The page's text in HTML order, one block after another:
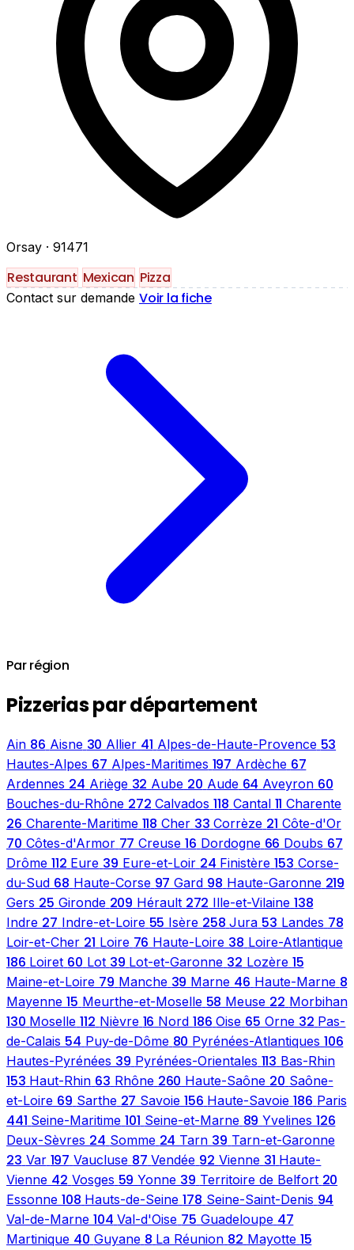
Orsay · 91471
Restaurant Mexican Pizza
Contact sur demande Voir la fiche
Par région
Pizzerias par département
Ain 86 Aisne 30 Allier 41 Alpes-de-Haute-Provence 53
Hautes-Alpes 67 Alpes-Maritimes 197 Ardèche 67
Ardennes 24 Ariège 32 Aube 20 Aude 64 Aveyron 60
Bouches-du-Rhône 272 Calvados 118 Cantal 11 Charente
26 Charente-Maritime 118 Cher 33 Corrèze 21 Côte-d'Or
70 Côtes-d'Armor 77 Creuse 16 Dordogne 66 Doubs 67
Drôme 112 Eure 39 Eure-et-Loir 24 Finistère 153 Corse-
du-Sud 68 Haute-Corse 97 Gard 98 Haute-Garonne 219
Gers 25 Gironde 209 Hérault 272 Ille-et-Vilaine 138
Indre 27 Indre-et-Loire 55 Isère 258 Jura 53 Landes 78
Loir-et-Cher 21 Loire 76 Haute-Loire 38 Loire-Atlantique
186 Loiret 60 Lot 39 Lot-et-Garonne 32 Lozère 15
Maine-et-Loire 79 Manche 39 Marne 46 Haute-Marne 8
Mayenne 15 Meurthe-et-Moselle 58 Meuse 22 Morbihan
130 Moselle 112 Nièvre 16 Nord 186 Oise 65 Orne 32 Pas-
de-Calais 54 Puy-de-Dôme 80 Pyrénées-Atlantiques 106
Hautes-Pyrénées 39 Pyrénées-Orientales 113 Bas-Rhin
153 Haut-Rhin 63 Rhône 260 Haute-Saône 20 Saône-
et-Loire 69 Sarthe 27 Savoie 156 Haute-Savoie 186 Paris
441 Seine-Maritime 101 Seine-et-Marne 89 Yvelines 126
Deux-Sèvres 24 Somme 24 Tarn 39 Tarn-et-Garonne
23 Var 197 Vaucluse 87 Vendée 92 Vienne 31 Haute-
Vienne 42 Vosges 59 Yonne 39 Territoire de Belfort 20
Essonne 108 Hauts-de-Seine 178 Seine-Saint-Denis 94
Val-de-Marne 104 Val-d'Oise 75 Guadeloupe 47
Martinique 40 Guyane 8 La Réunion 82 Mayotte 15